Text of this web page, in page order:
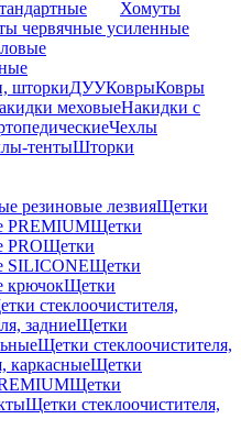
Хомуты
червячные усиленные
шторкиДУУКоврыКовры
меховыеНакидки с
Чехлы
тентыШторки
резиновые лезвияЩетки
PREMIUMЩетки
PROЩетки
SILICONEЩетки
крючокЩетки
стеклоочистителя,
задниеЩетки
Щетки стеклоочистителя,
каркасныеЩетки
Щетки
Щетки стеклоочистителя,